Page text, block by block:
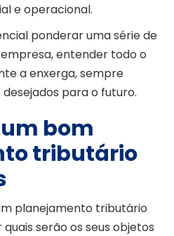
e operacional.
ponderar uma série de
entender todo o
a enxerga, sempre
para o futuro.
bom
tributário
planejamento tributário
serão os seus objetos